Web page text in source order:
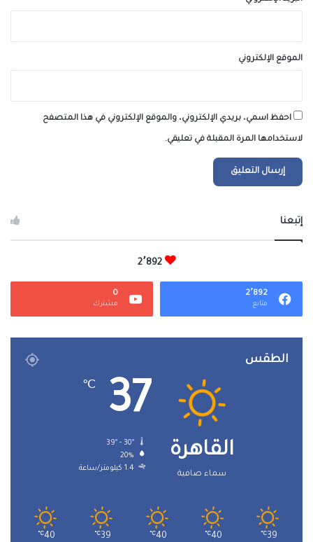
الموقع الإلكتروني
احفظ اسمي، بريدي الإلكتروني، والموقع الإلكتروني في هذا المتصفح
لاستخدامها المرة المقبلة في تعليقي.
إتبعنا
2٬892
2٬892
متابع
0
مشترك
الطقس
القاهرة
سماء صافية
37
℃
20%
1.4 كيلومتر/ساعة
39
℃
40
℃
40
℃
39
℃
40
℃